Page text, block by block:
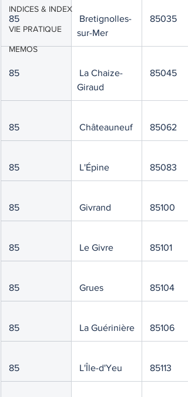
INDICES & INDEX
VIE PRATIQUE
MEMOS
85
sur-Mer
85035
85
Giraud
85045
85 Châteauneuf 85062
85 L'Épine 85083
85 Givrand 85100
85 Le Givre 85101
85 Grues 85104
85 La Guérinière 85106
85 L'Île-d'Yeu 85113